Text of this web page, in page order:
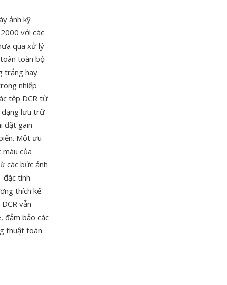
ảnh kỹ
với các
qua xử lý
toàn bộ
trắng hay
nhiếp
tệp DCR từ
dạng lưu trữ
đặt gain
Một ưu
màu của
các bức ảnh
đặc tính
thích kế
vẫn
đảm bảo các
thuật toán